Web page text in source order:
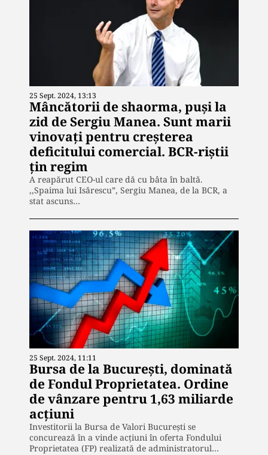
25 Sept. 2024, 13:13
Mâncătorii de shaorma, puși la
zid de Sergiu Manea. Sunt marii
vinovați pentru creșterea
deficitului comercial. BCR-riștii
țin regim
A reapărut CEO-ul care dă cu bâta în baltă.
,,Spaima lui Isărescu”, Sergiu Manea, de la BCR, a
stat ascuns…
25 Sept. 2024, 11:11
Bursa de la București, dominată
de Fondul Proprietatea. Ordine
de vânzare pentru 1,63 miliarde
acțiuni
Investitorii la Bursa de Valori București se
concurează în a vinde acţiuni în oferta Fondului
Proprietatea (FP) realizată de administratorul…